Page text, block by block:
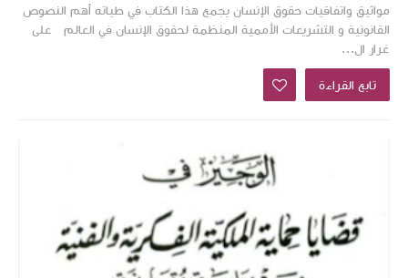
مواثيق واتفاقيات حقوق الإنسان يجمع هذا الكتاب في طياته أهم النصوص
القانونية و التشريعات الأممية المنظمة لحقوق الإنسان في العالم على
غرار ال...
تابع القراءة